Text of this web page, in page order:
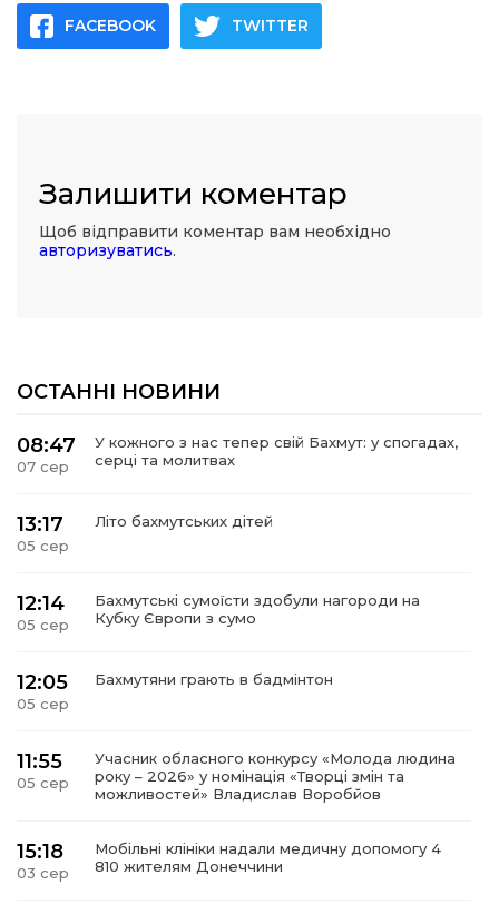
FACEBOOK TWITTER
Залишити коментар
Щоб відправити коментар вам необхідно
авторизуватись.
ОСТАННІ НОВИНИ
08:47
07 сер
У кожного з нас тепер свій Бахмут: у спогадах,
серці та молитвах
13:17
05 сер
Літо бахмутських дітей
12:14
05 сер
Бахмутські сумоїсти здобули нагороди на
Кубку Європи з сумо
12:05
05 сер
Бахмутяни грають в бадмінтон
11:55
05 сер
Учасник обласного конкурсу «Молода людина
року – 2026» у номінація «Творці змін та
можливостей» Владислав Воробйов
15:18
03 сер
Мобільні клініки надали медичну допомогу 4
810 жителям Донеччини